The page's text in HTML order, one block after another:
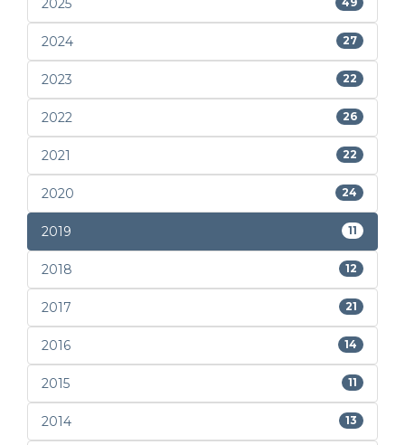
2025
2024 27
2023 22
2022 26
2021 22
2020 24
2019 11
2018 12
2017 21
2016 14
2015 11
2014 13